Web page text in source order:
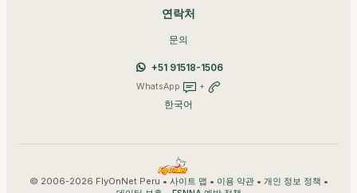
연락처
문의
+51 91518-1506
WhatsApp +
한국어
© 2006-2026 FlyOnNet Peru • 사이트 맵 • 이용 약관• 개인 정보 정책 •